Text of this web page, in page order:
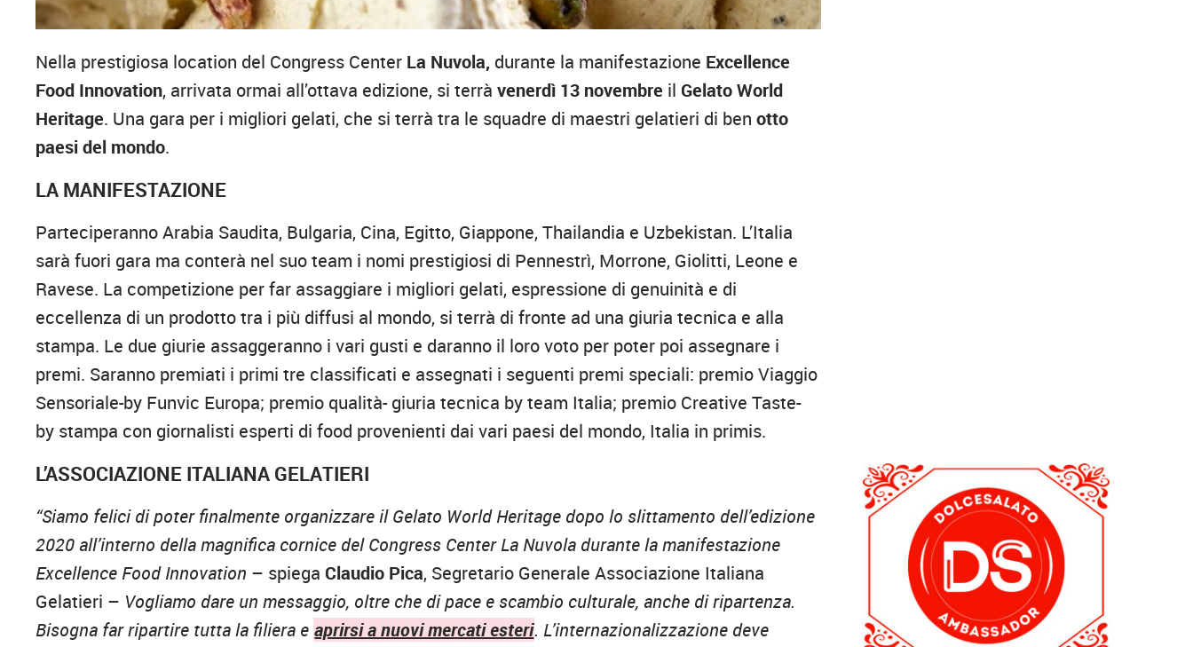
Nella prestigiosa location del Congress Center La Nuvola, durante la manifestazione Excellence
Food Innovation, arrivata ormai all’ottava edizione, si terràvenerdì 13 novembre il Gelato World
Heritage. Una gara per i migliori gelati, che si terrà tra le squadre di maestri gelatieri di benotto
paesi del mondo.
LA MANIFESTAZIONE
Parteciperanno Arabia Saudita, Bulgaria, Cina, Egitto, Giappone, Thailandia e Uzbekistan. L’Italia
sarà fuori gara ma conterà nel suo team i nomi prestigiosi di Pennestrì, Morrone, Giolitti, Leone e
Ravese. La competizione per far assaggiare i migliori gelati, espressione di genuinità e di
eccellenza di un prodotto tra i più diffusi al mondo, si terrà di fronte ad una giuria tecnica e alla
stampa. Le due giurie assaggeranno i vari gusti e daranno il loro voto per poter poi assegnare i
premi. Saranno premiati i primi tre classificati e assegnati i seguenti premi speciali: premio Viaggio
Sensoriale-by Funvic Europa; premio qualità- giuria tecnica by team Italia; premio Creative Taste-
by stampa con giornalisti esperti di food provenienti dai vari paesi del mondo, Italia in primis.
L’ASSOCIAZIONE ITALIANA GELATIERI
“Siamo felici di poter finalmente organizzare il Gelato World Heritage dopo lo slittamento dell’edizione
2020 all’interno della magnifica cornice del Congress Center La Nuvola durante la manifestazione
Excellence Food Innovation – spiega Claudio Pica, Segretario Generale Associazione Italiana
Gelatieri – Vogliamo dare un messaggio, oltre che di pace e scambio culturale, anche di ripartenza.
Bisogna far ripartire tutta la filiera e aprirsi a nuovi mercati esteri. L’internazionalizzazione deve